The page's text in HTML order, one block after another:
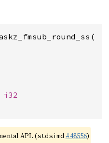
i32
API. (stdsimd #48556)